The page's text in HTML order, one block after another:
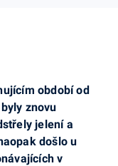
období od
znovu
jelení a
došlo u
v